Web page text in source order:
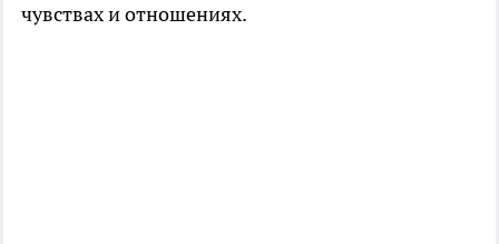
чувствах и отношениях.